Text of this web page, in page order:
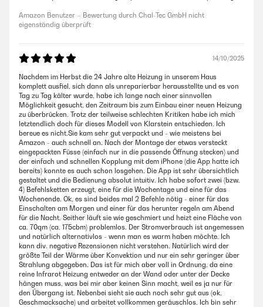
Amazon Benutzer – Bewertung durch Chal-Tec GmbH nicht
eigenständig überprüft
14/10/2025
Nachdem im Herbst die 24 Jahre alte Heizung in unserem Haus
komplett ausfiel, sich dann als unreparierbar herausstellte und es von
Tag zu Tag kälter wurde, habe ich lange nach einer sinnvollen
Möglichkeit gesucht, den Zeitraum bis zum Einbau einer neuen Heizung
zu überbrücken. Trotz der teilweise schlechten Kritiken habe ich mich
letztendlich doch für dieses Modell von Klarstein entschieden. Ich
bereue es nicht.Sie kam sehr gut verpackt und - wie meistens bei
Amazon - auch schnell an. Nach der Montage der etwas versteckt
eingepackten Füsse (einfach nur in die passende Öffnung stecken) und
der einfach und schnellen Kopplung mit dem iPhone (die App hatte ich
bereits) konnte es auch schon losgehen. Die App ist sehr übersichtlich
gestaltet und die Bedienung absolut intuitiv. Ich habe sofort zwei (bzw.
4) Befehlsketten erzeugt, eine für die Wochentage und eine für das
Wochenende. Ok, es sind beides mal 2 Befehle nötig - einer für das
Einschalten am Morgen und einer für das herunter regeln am Abend
für die Nacht. Seither läuft sie wie geschmiert und heizt eine Fläche von
ca. 70qm (ca. 175cbm) problemlos. Der Stromverbrauch ist angemessen
und natürlich alternativlos - wenn man es warm haben möchte. Ich
kann div. negative Rezensionen nicht verstehen. Natürlich wird der
größte Teil der Wärme über Konvektion und nur ein sehr geringer über
Strahlung abgegeben. Das ist für mich aber voll in Ordnung, da eine
reine Infrarot Heizung entweder an der Wand oder unter der Decke
hängen muss, was bei mir aber keinen Sinn macht, weil es ja nur für
den Übergang ist. Nebenbei sieht sie auch noch sehr gut aus (ok,
Geschmacksache) und arbeitet vollkommen geräuschlos. Ich bin sehr